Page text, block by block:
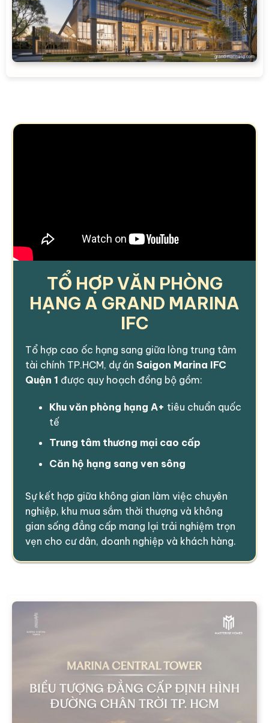
TỔ HỢP VĂN PHÒNG
HẠNG A GRAND MARINA
IFC
Tổ hợp cao ốc hạng sang giữa lòng trung tâm
tài chính TP.HCM, dự án Saigon Marina IFC
Quận 1 được quy hoạch đồng bộ gồm:
Khu văn phòng hạng A+ tiêu chuẩn quốc
tế
Trung tâm thương mại cao cấp
Căn hộ hạng sang ven sông
Sự kết hợp giữa không gian làm việc chuyên
nghiệp, khu mua sắm thời thượng và không
gian sống đẳng cấp mang lại trải nghiệm trọn
vẹn cho cư dân, doanh nghiệp và khách hàng.